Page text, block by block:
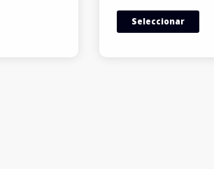
Seleccionar